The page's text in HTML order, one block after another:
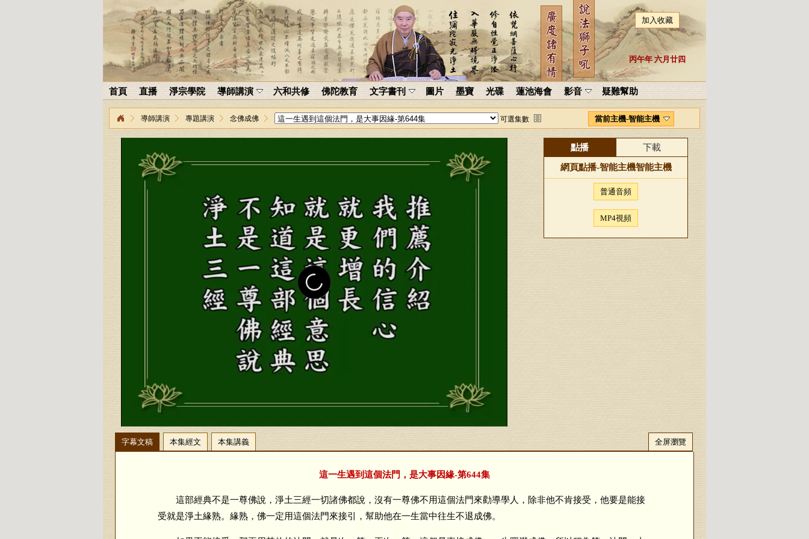
加入收藏
丙午年 六月廿四
首頁 直播 淨宗學院 導師講演 六和共修 佛陀教育 文字書刊 圖片 墨寶 光碟 蓮池海會 影音 疑難幫助
導師講演 專題講演 念佛成佛 可選集數 當前主機-智能主機
點播 下載
網頁點播-智能主機智能主機
普通音頻
MP4視頻
字幕文稿 本集經文 本集講義 全屏瀏覽
這一生遇到這個法門，是大事因緣-第644集
這部經典不是一尊佛說，淨土三經一切諸佛都說，沒有一尊佛不用這個法門來勸導學人，除非他不肯接受，他要是能接
受就是淨土緣熟。緣熟，佛一定用這個法門來接引，幫助他在一生當中往生不退成佛。